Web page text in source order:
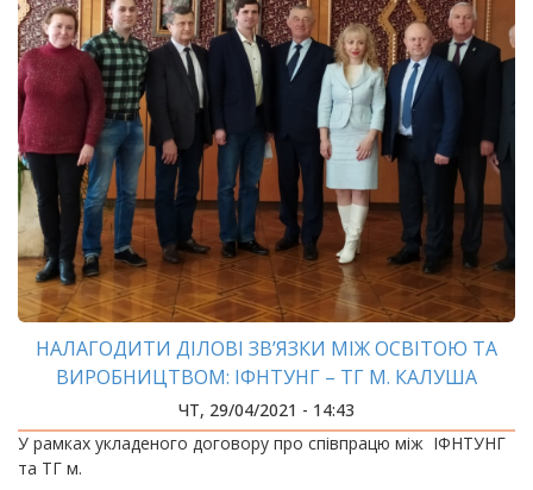
НАЛАГОДИТИ ДІЛОВІ ЗВ’ЯЗКИ МІЖ ОСВІТОЮ ТА
ВИРОБНИЦТВОМ: ІФНТУНГ – ТГ М. КАЛУША
ЧТ, 29/04/2021 - 14:43
У рамках укладеного договору про співпрацю між ІФНТУНГ
та ТГ м.